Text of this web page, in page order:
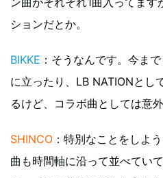
ションだとか。
BIKKE ：そうなんです。今ま
に立ったり、LB NATIONとし
るけど、コラボ曲としては意
SHINCO ：特別なことをしよ
曲も時間軸に沿って並べてい